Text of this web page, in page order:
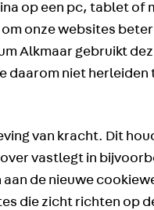
op een pc, tablet of
onze websites
Alkmaar gebruikt
daarom niet herleiden
van kracht. Dit
vastlegt in
de nieuwe
die zicht richten op